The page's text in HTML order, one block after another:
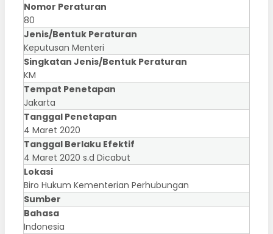
Nomor Peraturan
80
Jenis/Bentuk Peraturan
Keputusan Menteri
Singkatan Jenis/Bentuk Peraturan
KM
Tempat Penetapan
Jakarta
Tanggal Penetapan
4 Maret 2020
Tanggal Berlaku Efektif
4 Maret 2020 s.d Dicabut
Lokasi
Biro Hukum Kementerian Perhubungan
Sumber
Bahasa
Indonesia